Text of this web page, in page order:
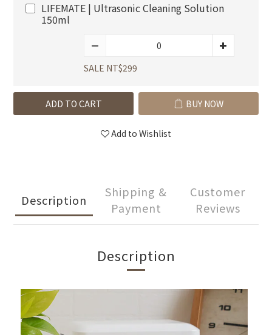
LIFEMATE | Ultrasonic Cleaning Solution
150ml
SALE NT$299
ADD TO CART BUY NOW
Add to Wishlist
Description
Shipping &
Payment
Customer
Reviews
Description